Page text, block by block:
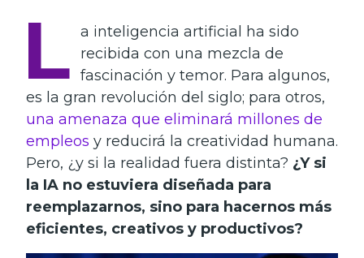
L a inteligencia artificial ha sido
recibida con una mezcla de
fascinación y temor. Para algunos,
es la gran revolución del siglo; para otros,
una amenaza que eliminará millones de
empleos y reducirá la creatividad humana.
Pero, ¿y si la realidad fuera distinta? ¿Y si
la IA no estuviera diseñada para
reemplazarnos, sino para hacernos más
eficientes, creativos y productivos?